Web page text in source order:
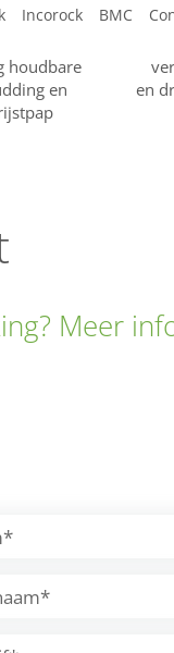
Incorock BMC
houdbare
en
en
Meer